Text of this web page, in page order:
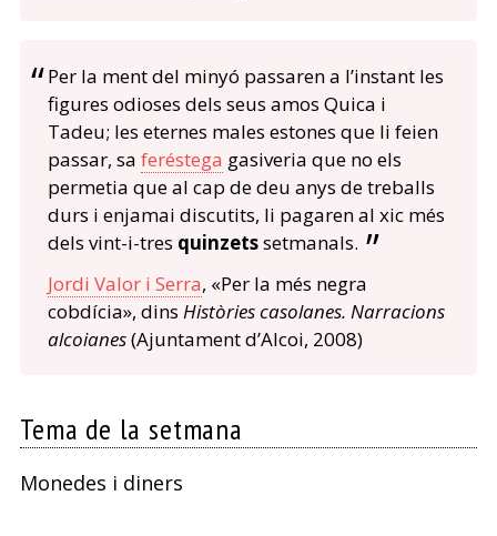
Per la ment del minyó passaren a l’instant les
figures odioses dels seus amos Quica i
Tadeu; les eternes males estones que li feien
passar, sa feréstega gasiveria que no els
permetia que al cap de deu anys de treballs
durs i enjamai discutits, li pagaren al xic més
dels vint-i-tres quinzetssetmanals.
Jordi Valor i Serra, «Per la més negra
cobdícia», dins Històries casolanes. Narracions
alcoianes(Ajuntament d’Alcoi, 2008)
Tema de la setmana
Monedes i diners